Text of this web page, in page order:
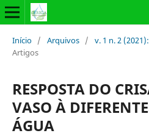
Início / Arquivos / v. 1 n. 2
Artigos
RESPOSTA DO
VASO À
ÁGUA